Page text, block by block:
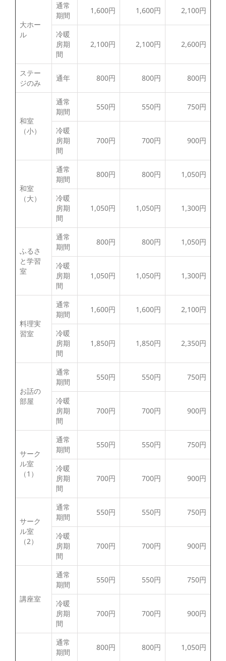
大ホー
ル
通常
期間
1,600円 1,600円 2,100円
冷暖
房期
間
2,100円 2,100円 2,600円
ステー
ジのみ
通年 800円 800円 800円
和室
（小）
通常
期間
550円 550円 750円
冷暖
房期
間
700円 700円 900円
和室
（大）
通常
期間
800円 800円 1,050円
冷暖
房期
間
1,050円 1,050円 1,300円
ふるさ
と学習
室
通常
期間
800円 800円 1,050円
冷暖
房期
間
1,050円 1,050円 1,300円
料理実
習室
通常
期間
1,600円 1,600円 2,100円
冷暖
房期
間
1,850円 1,850円 2,350円
お話の
部屋
通常
期間
550円 550円 750円
冷暖
房期
間
700円 700円 900円
サーク
ル室
（1）
通常
期間
550円 550円 750円
冷暖
房期
間
700円 700円 900円
サーク
ル室
（2）
通常
期間
550円 550円 750円
冷暖
房期
間
700円 700円 900円
講座室
通常
期間
550円 550円 750円
冷暖
房期
間
700円 700円 900円
通常
期間
800円 800円 1,050円